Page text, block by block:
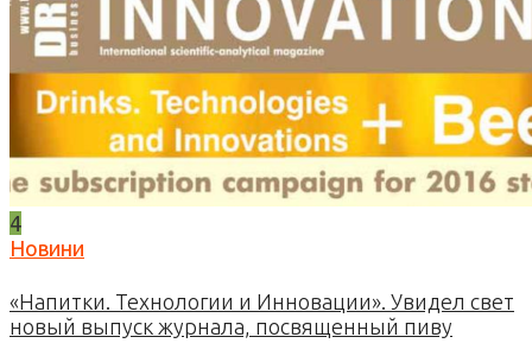
4
Новини
«Напитки. Технологии и Инновации». Увидел свет
новый выпуск журнала, посвященный пиву